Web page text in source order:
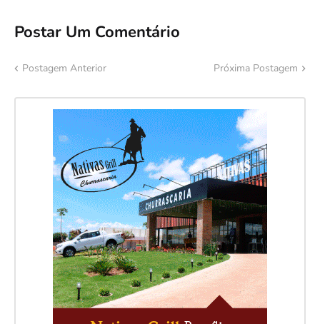
Postar Um Comentário
Postagem Anterior Próxima Postagem